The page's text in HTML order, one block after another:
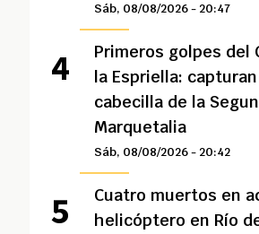
Sáb, 08/08/2026 - 20:47
Primeros golpes del
la Espriella: capturan
cabecilla de la
Marquetalia
Sáb, 08/08/2026 - 20:42
Cuatro muertos en
helicóptero en Río